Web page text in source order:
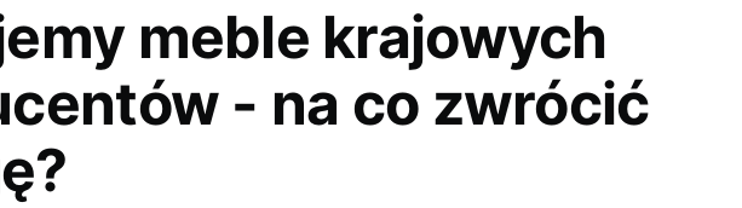
meble krajowych
- na co zwrócić